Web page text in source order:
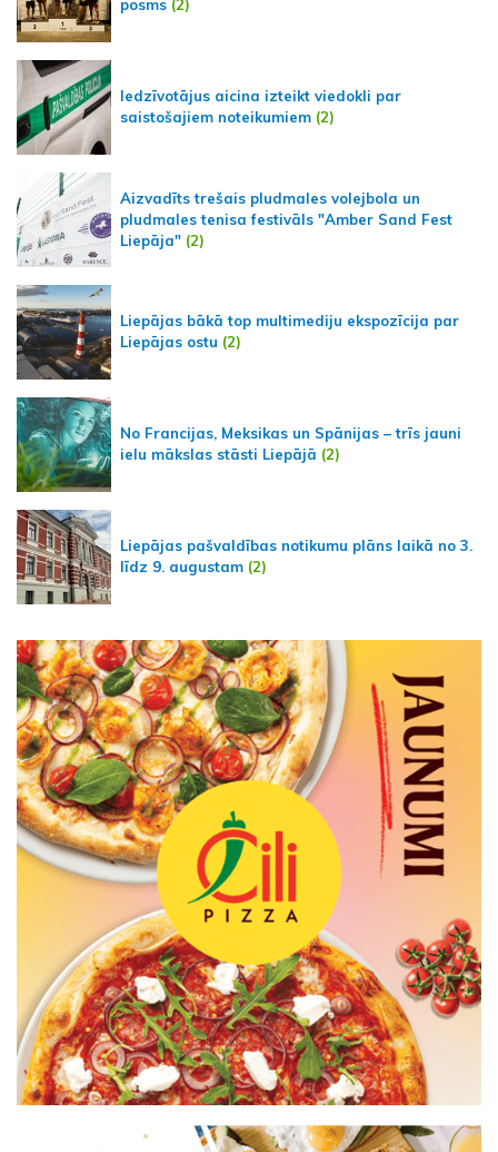
posms (2)
Iedzīvotājus aicina izteikt viedokli par
saistošajiem noteikumiem (2)
Aizvadīts trešais pludmales volejbola un
pludmales tenisa festivāls "Amber Sand Fest
Liepāja" (2)
Liepājas bākā top multimediju ekspozīcija par
Liepājas ostu (2)
No Francijas, Meksikas un Spānijas – trīs jauni
ielu mākslas stāsti Liepājā (2)
Liepājas pašvaldības notikumu plāns laikā no 3.
līdz 9. augustam (2)